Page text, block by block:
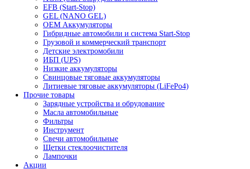
EFB (Start-Stop)
GEL (NANO GEL)
OEM Аккумуляторы
Гибридные автомобили и система Start-Stop
Грузовой и коммерческий транспорт
Детские электромобили
ИБП (UPS)
Низкие аккумуляторы
Свинцовые тяговые аккумуляторы
Литиевые тяговые аккумуляторы (LiFePo4)
Прочие товары
Зарядные устройства и обрудование
Масла автомобильные
Фильтры
Инструмент
Свечи автомобильные
Щетки стеклоочистителя
Лампочки
Акции